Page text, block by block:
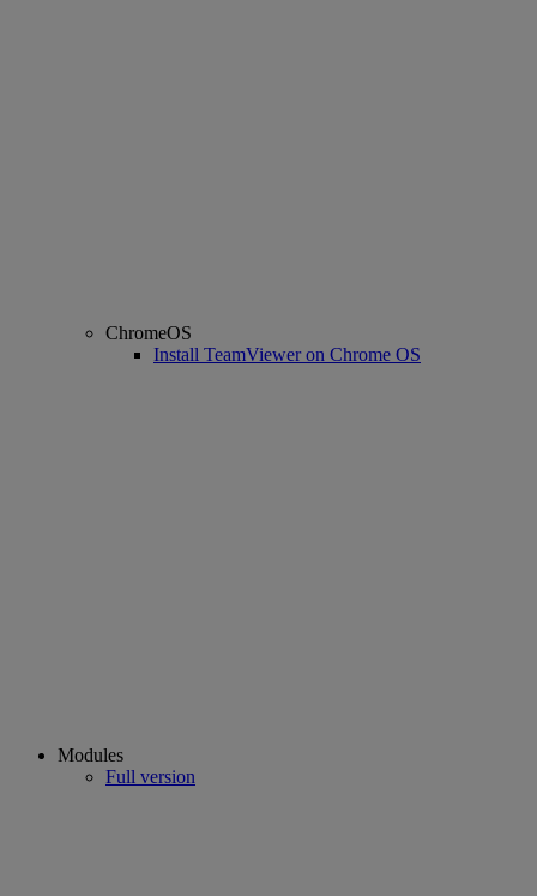
ChromeOS
Install TeamViewer on Chrome OS
Modules
Full version